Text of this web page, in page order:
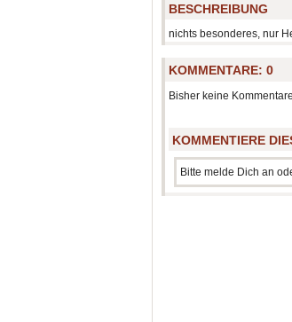
BESCHREIBUNG
nichts besonderes, nur
KOMMENTARE:0
Bisher keine Kommentare
KOMMENTIERE
Bitte melde Dich an